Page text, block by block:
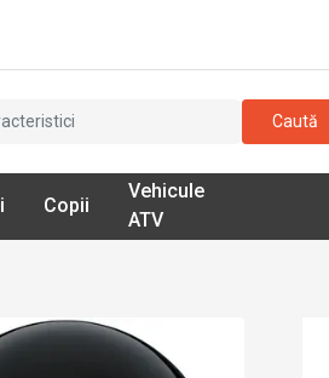
Caută
Copii
Vehicule
ATV